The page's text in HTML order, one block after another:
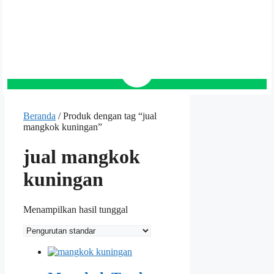
Beranda / Produk dengan tag “jual
mangkok kuningan”
jual mangkok
kuningan
Menampilkan hasil tunggal